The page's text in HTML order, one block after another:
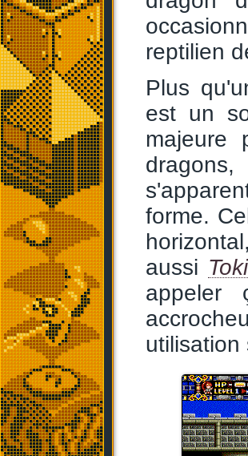
reptilien
Plus
est un
majeure
forme.
aussi Toki
appeler
utilisation